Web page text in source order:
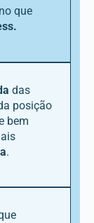
que
das
posição
bem
.